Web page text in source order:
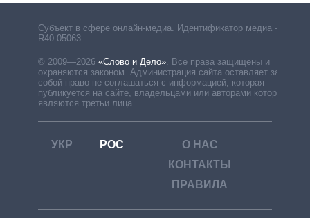
Субъект в сфере онлайн-медиа. Идентификатор медиа –
R40-05063
© 2009—2026 «Слово и Дело». Все права защищены и
охраняются законом. Администрация сайта оставляет за
собой право не соглашаться с информацией, которая
публикуется на сайте, владельцами или авторами которой
являются третьи лица.
УКР РОС
О НАС
КОНТАКТЫ
ПРАВИЛА